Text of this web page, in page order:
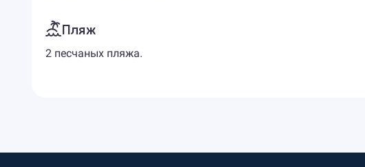
Пляж
2 песчаных пляжа.